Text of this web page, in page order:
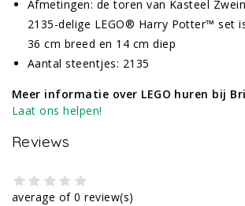
Afmetingen: de toren van Kasteel
2135-delige LEGO® Harry Potter™ set
36 cm breed en 14 cm diep
Aantal steentjes: 2135
Meer informatie over LEGO huren bij
Laat ons helpen!
Reviews
average of 0 review(s)